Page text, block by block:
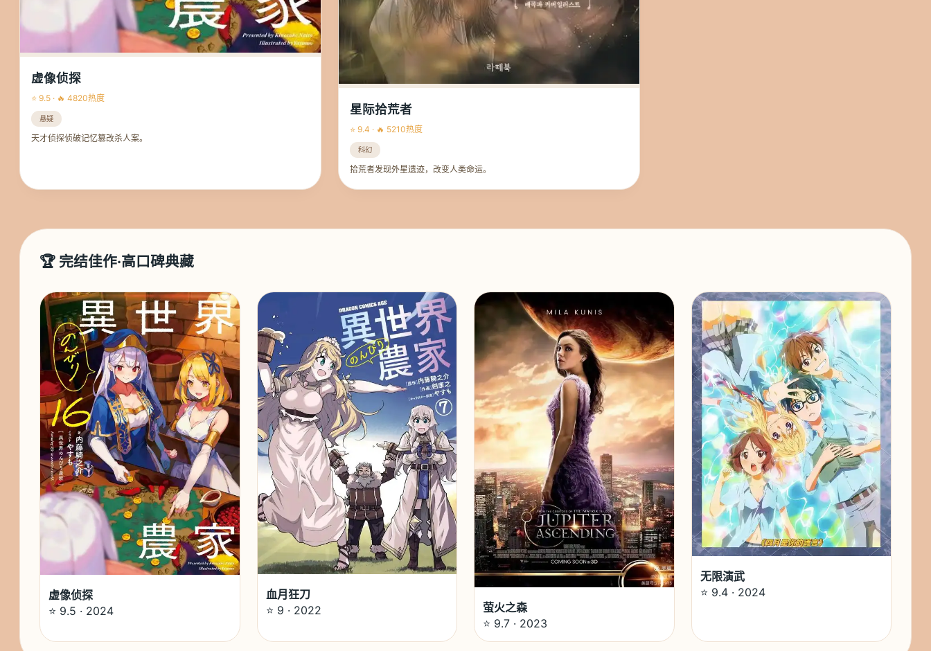
虚像侦探
⭐ 9.5 · 🔥 4820热度
悬疑
天才侦探侦破记忆篡改杀人案。
星际拾荒者
⭐ 9.4 · 🔥 5210热度
科幻
拾荒者发现外星遗迹，改变人类命运。
🏆 完结佳作·高口碑典藏
虚像侦探
⭐ 9.5 · 2024
血月狂刀
⭐ 9 · 2022
萤火之森
⭐ 9.7 · 2023
无限演武
⭐ 9.4 · 2024